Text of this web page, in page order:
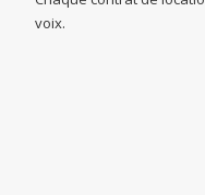
voix.